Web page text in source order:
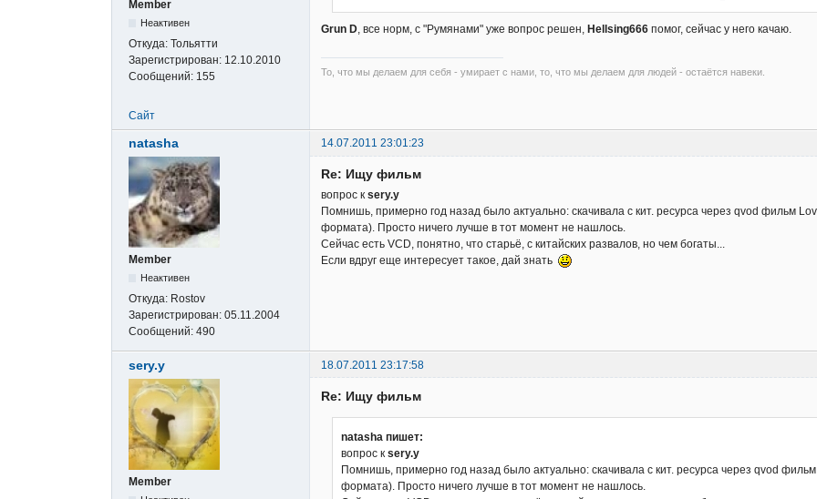
Member
Неактивен
Откуда: Тольятти
Зарегистрирован: 12.10.2010
Сообщений: 155
Grun D , все норм, с "Румянами" уже вопрос решен, Hellsing666 помог, сейчас у него качаю.
То, что мы делаем для себя - умирает с нами, то, что мы делаем для людей - остаётся навеки.
Сайт
natasha 14.07.2011 23:01:23
Member
Неактивен
Откуда: Rostov
Зарегистрирован: 05.11.2004
Сообщений: 490
Re: Ищу фильм
вопрос к sery.y
Помнишь, примерно год назад было актуально: скачивала с кит. ресурса через qvod фильм
формата). Просто ничего лучше в тот момент не нашлось.
Сейчас есть VCD, понятно, что старьё, с китайских развалов, но чем богаты...
Если вдруг еще интересует такое, дай знать
sery.y 18.07.2011 23:17:58
Member
Re: Ищу фильм
natasha пишет:
вопрос к sery.y
Помнишь, примерно год назад было актуально: скачивала с кит. ресурса через qvod
формата). Просто ничего лучше в тот момент не нашлось.